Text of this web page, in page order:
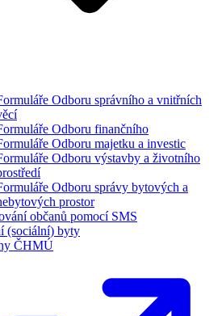
Odboru správního a vnitřních
Odboru finančního
Odboru majetku a investic
Odboru výstavby a životního
Odboru správy bytových a
prostor
občanů pomocí SMS
(sociální) byty
ČHMÚ